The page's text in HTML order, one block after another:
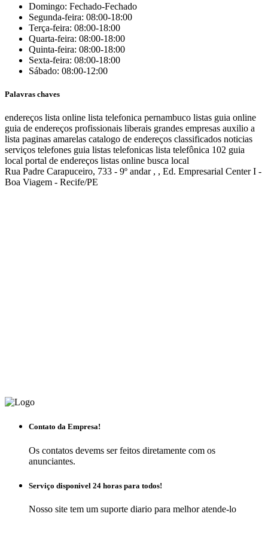
Domingo: Fechado-Fechado
Segunda-feira: 08:00-18:00
Terça-feira: 08:00-18:00
Quarta-feira: 08:00-18:00
Quinta-feira: 08:00-18:00
Sexta-feira: 08:00-18:00
Sábado: 08:00-12:00
Palavras chaves
endereços lista online lista telefonica pernambuco listas guia online
guia de endereços profissionais liberais grandes empresas auxilio a
lista paginas amarelas catalogo de endereços classificados noticias
serviços telefones guia listas telefonicas lista telefônica 102 guia
local portal de endereços listas online busca local
Rua Padre Carapuceiro, 733 - 9º andar , , Ed. Empresarial Center I -
Boa Viagem - Recife/PE
Contato da Empresa!
Os contatos devems ser feitos diretamente com os
anunciantes.
Serviço disponivel 24 horas para todos!
Nosso site tem um suporte diario para melhor atende-lo